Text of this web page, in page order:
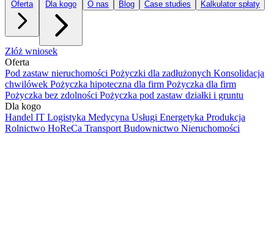
Oferta Dla kogo O nas Blog Case studies Kalkulator spłaty
Złóż wniosek
Oferta
Pod zastaw nieruchomości Pożyczki dla zadłużonych Konsolidacja
chwilówek Pożyczka hipoteczna dla firm Pożyczka dla firm
Pożyczka bez zdolności Pożyczka pod zastaw działki i gruntu
Dla kogo
Handel IT Logistyka Medycyna Usługi Energetyka Produkcja
Rolnictwo HoReCa Transport Budownictwo Nieruchomości